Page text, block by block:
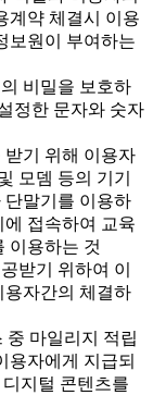
계약 체결시 이용
보원이 부여하는
비밀을 보호하
정한 문자와 숫자
기 위해 이용자
모뎀 등의 기기
말기를 이용하
접속하여 교육
이용하는 것
받기 위하여 이
용자간의 체결하
마일리지 적립
용자에게 지급되
지털 콘텐츠를